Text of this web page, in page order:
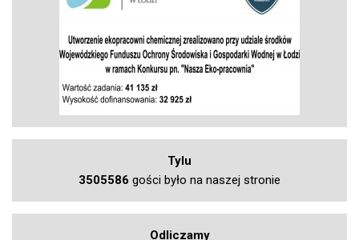
Tylu
3505586 gości było na naszej stronie
Odliczamy